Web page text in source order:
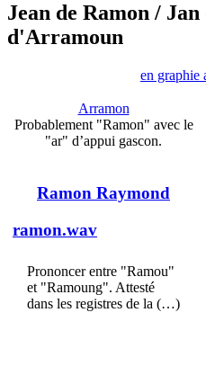
Jean de Ramon /
d'Arramoun
en graphie
Arramon
Probablement "Ramon" avec le
"ar" d’appui gascon.
Ramon Raymond
ramon.wav
Prononcer entre "Ramou"
et "Ramoung". Attesté
dans les registres de la (…)